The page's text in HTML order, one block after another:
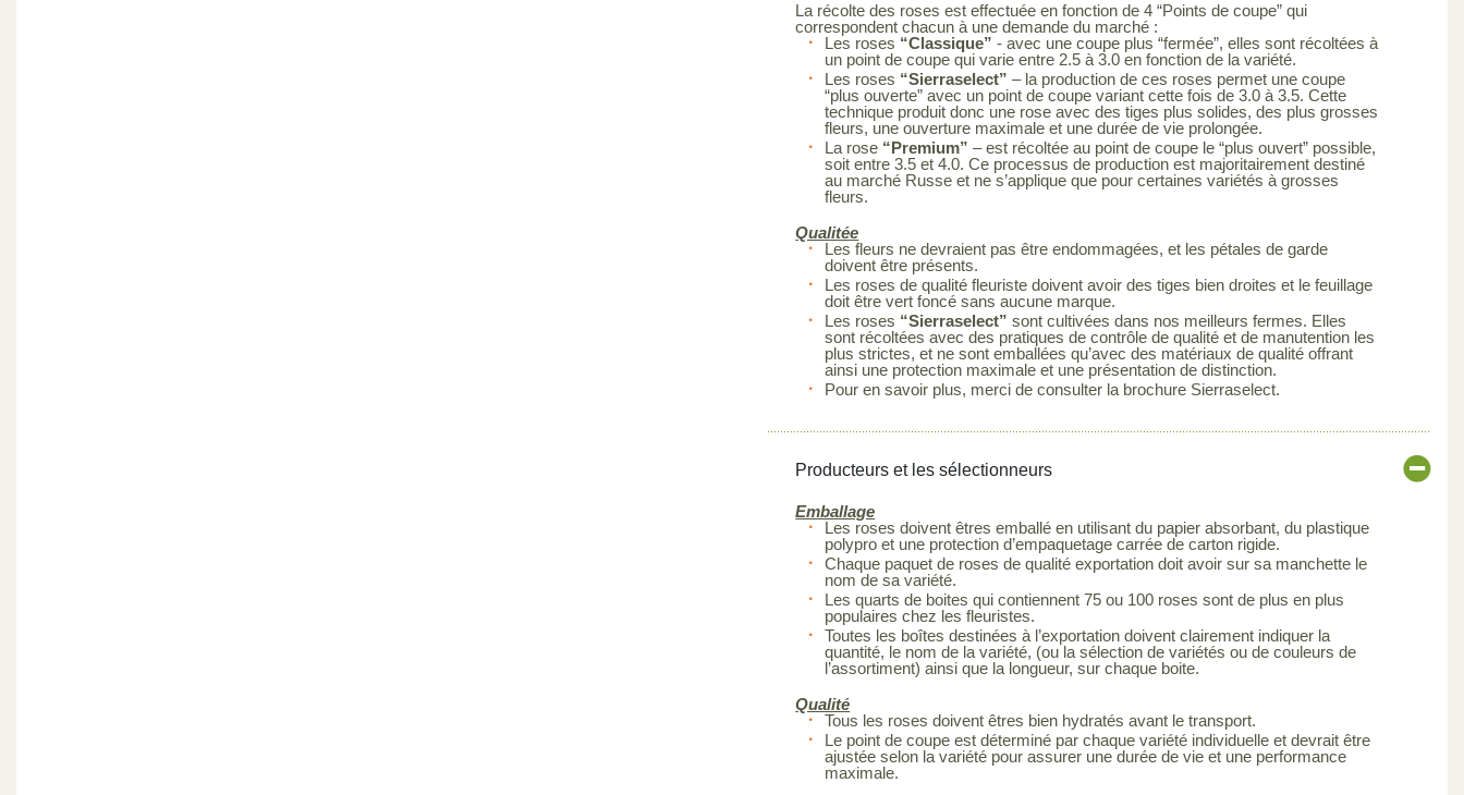
La récolte des roses est effectuée en fonction de 4 “Points de coupe” qui
correspondent chacun à une demande du marché :
Les roses “Classique” - avec une coupe plus “fermée”, elles sont récoltées à
un point de coupe qui varie entre 2.5 à 3.0 en fonction de la variété.
Les roses “Sierraselect”– la production de ces roses permet une coupe
“plus ouverte” avec un point de coupe variant cette fois de 3.0 à 3.5. Cette
technique produit donc une rose avec des tiges plus solides, des plus grosses
fleurs, une ouverture maximale et une durée de vie prolongée.
La rose “Premium”– est récoltée au point de coupe le “plus ouvert” possible,
soit entre 3.5 et 4.0. Ce processus de production est majoritairement destiné
au marché Russe et ne s’applique que pour certaines variétés à grosses
fleurs.
Qualitée
Les fleurs ne devraient pas être endommagées, et les pétales de garde
doivent être présents.
Les roses de qualité fleuriste doivent avoir des tiges bien droites et le feuillage
doit être vert foncé sans aucune marque.
Les roses “Sierraselect”sont cultivées dans nos meilleurs fermes. Elles
sont récoltées avec des pratiques de contrôle de qualité et de manutention les
plus strictes, et ne sont emballées qu’avec des matériaux de qualité offrant
ainsi une protection maximale et une présentation de distinction.
Pour en savoir plus, merci de consulter la brochure Sierraselect.
Producteurs et les sélectionneurs
Emballage
Les roses doivent êtres emballé en utilisant du papier absorbant, du plastique
polypro et une protection d’empaquetage carrée de carton rigide.
Chaque paquet de roses de qualité exportation doit avoir sur sa manchette le
nom de sa variété.
Les quarts de boites qui contiennent 75 ou 100 roses sont de plus en plus
populaires chez les fleuristes.
Toutes les boîtes destinées à l’exportation doivent clairement indiquer la
quantité, le nom de la variété, (ou la sélection de variétés ou de couleurs de
l’assortiment) ainsi que la longueur, sur chaque boite.
Qualité
Tous les roses doivent êtres bien hydratés avant le transport.
Le point de coupe est déterminé par chaque variété individuelle et devrait être
ajustée selon la variété pour assurer une durée de vie et une performance
maximale.